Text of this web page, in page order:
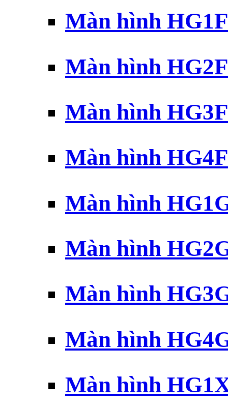
Màn hình
Màn hình
Màn hình
Màn hình
Màn hình
Màn hình
Màn hình
Màn hình
Màn hình